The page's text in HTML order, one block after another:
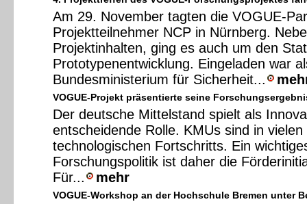
Am 29. November tagten die VOGUE-
Projektteilnehmer NCP in Nürnberg.
Projektinhalten, ging es auch um den
Prototypenentwicklung. Eingeladen war
Bundesministerium für Sicherheit...
VOGUE-Projekt präsentierte seine
Der deutsche Mittelstand spielt als
entscheidende Rolle. KMUs sind in
technologischen Fortschritts. Ein
Forschungspolitik ist daher die
Für...
mehr
VOGUE-Workshop an der Hochschule Bremen unter